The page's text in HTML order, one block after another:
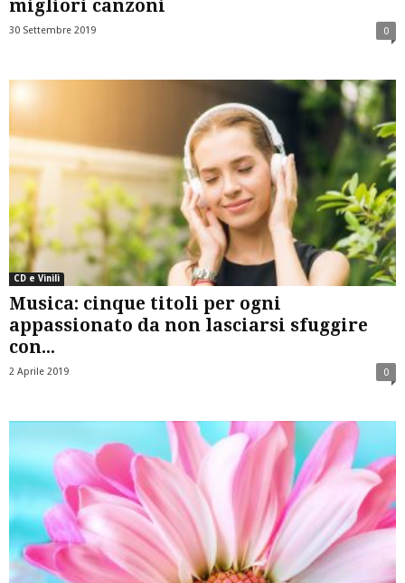
migliori canzoni
30 Settembre 2019 0
CD e Vinili
Musica: cinque titoli per ogni
appassionato da non lasciarsi sfuggire
con...
2 Aprile 2019 0